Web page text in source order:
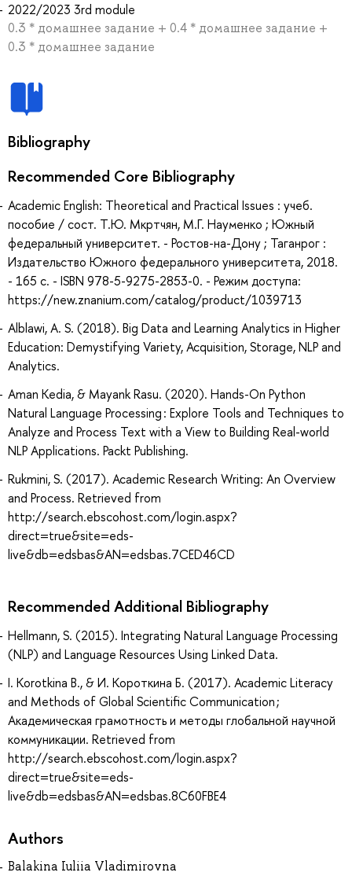
2022/2023 3rd module
0.3 * домашнее задание + 0.4 * домашнее задание +
0.3 * домашнее задание
Bibliography
Recommended Core Bibliography
Academic English: Theoretical and Practical Issues : учеб.
пособие / сост. Т.Ю. Мкртчян, М.Г. Науменко ; Южный
федеральный университет. - Ростов-на-Дону ; Таганрог :
Издательство Южного федерального университета, 2018.
- 165 с. - ISBN 978-5-9275-2853-0. - Режим доступа:
https://new.znanium.com/catalog/product/1039713
Alblawi, A. S. (2018). Big Data and Learning Analytics in Higher
Education: Demystifying Variety, Acquisition, Storage, NLP and
Analytics.
Aman Kedia, & Mayank Rasu. (2020). Hands-On Python
Natural Language Processing : Explore Tools and Techniques to
Analyze and Process Text with a View to Building Real-world
NLP Applications. Packt Publishing.
Rukmini, S. (2017). Academic Research Writing: An Overview
and Process. Retrieved from
http://search.ebscohost.com/login.aspx?
direct=true&site=eds-
live&db=edsbas&AN=edsbas.7CED46CD
Recommended Additional Bibliography
Hellmann, S. (2015). Integrating Natural Language Processing
(NLP) and Language Resources Using Linked Data.
I. Korotkina B., & И. Короткина Б. (2017). Academic Literacy
and Methods of Global Scientific Communication ;
Академическая грамотность и методы глобальной научной
коммуникации. Retrieved from
http://search.ebscohost.com/login.aspx?
direct=true&site=eds-
live&db=edsbas&AN=edsbas.8C60FBE4
Authors
Balakina Iuliia Vladimirovna